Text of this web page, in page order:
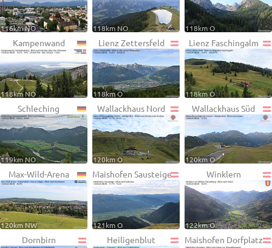
116km NO 118km NO 118km O
Kampenwand
118km NO
Lienz Zettersfeld
118km O
Lienz Faschingalm
118km O
Schleching
119km NO
Wallackhaus Nord
120km O
Wallackhaus Süd
120km O
Max-Wild-Arena
120km NW
Maishofen Sausteige
121km O
Winklern
122km O
Dornbirn Heiligenblut Maishofen Dorfplatz